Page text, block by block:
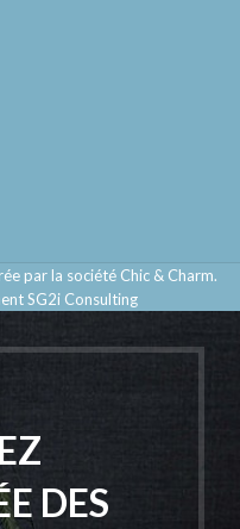
par la société Chic & Charm.
SG2i Consulting
DES